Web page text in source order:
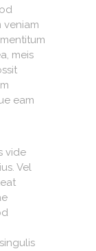
veniam
meis
eam
vide
Vel